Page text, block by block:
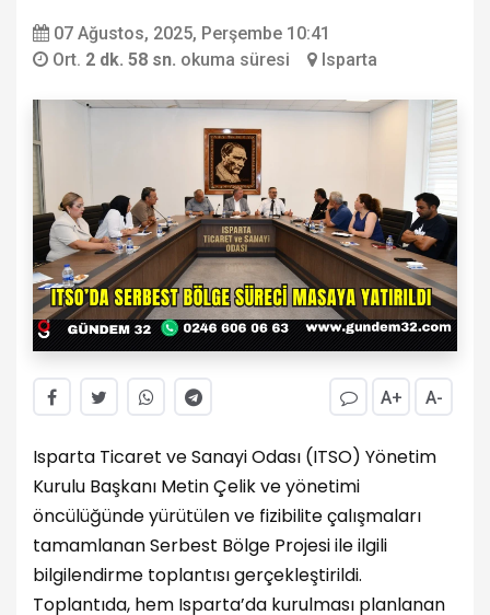
07 Ağustos, 2025, Perşembe 10:41
Ort. 2 dk. 58 sn. okuma süresi Isparta
A+ A-
Isparta Ticaret ve Sanayi Odası (ITSO) Yönetim
Kurulu Başkanı Metin Çelik ve yönetimi
öncülüğünde yürütülen ve fizibilite çalışmaları
tamamlanan Serbest Bölge Projesi ile ilgili
bilgilendirme toplantısı gerçekleştirildi.
Toplantıda, hem Isparta’da kurulması planlanan